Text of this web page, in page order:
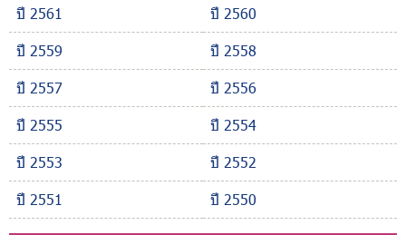
ปี 2561
ปี 2560
ปี 2559
ปี 2558
ปี 2557
ปี 2556
ปี 2555
ปี 2554
ปี 2553
ปี 2552
ปี 2551
ปี 2550